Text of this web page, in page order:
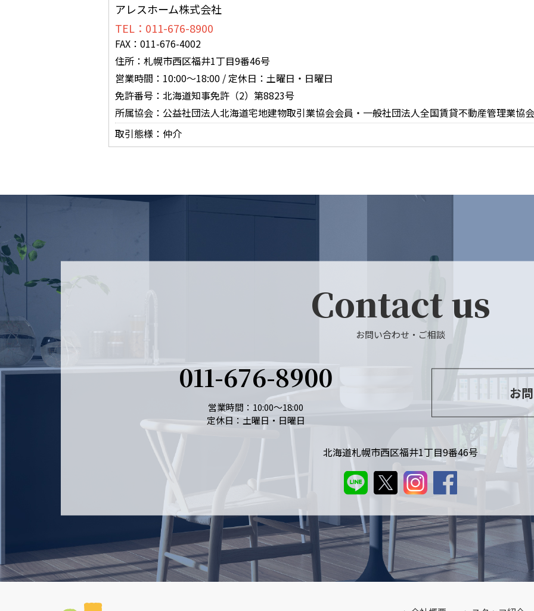
アレスホーム株式会社
TEL：011-676-8900
FAX：011-676-4002
住所：札幌市西区福井1丁目9番46号
営業時間：10:00～18:00 / 定休日：土曜日・日曜日
免許番号：北海道知事免許（2）第8823号
所属協会：公益社団法人北海道宅地建物取引業協会会員・一般社団法人全国賃貸不動産管理業協会
取引態様：仲介
Contact us
お問い合わせ・ご相談
011-676-8900
営業時間：10:00～18:00
定休日：土曜日・日曜日
お
北海道札幌市西区福井1丁目9番46号